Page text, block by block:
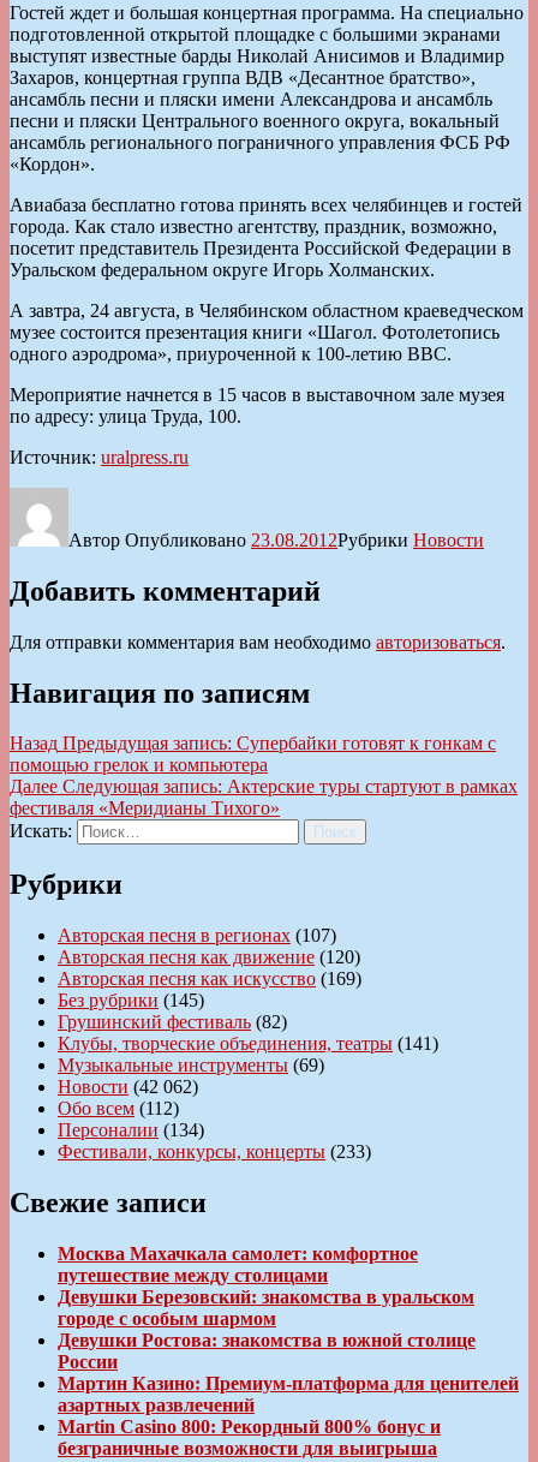
Гостей ждет и большая концертная программа. На специально
подготовленной открытой площадке с большими экранами
выступят известные барды Николай Анисимов и Владимир
Захаров, концертная группа ВДВ «Десантное братство»,
ансамбль песни и пляски имени Александрова и ансамбль
песни и пляски Центрального военного округа, вокальный
ансамбль регионального пограничного управления ФСБ РФ
«Кордон».
Авиабаза бесплатно готова принять всех челябинцев и гостей
города. Как стало известно агентству, праздник, возможно,
посетит представитель Президента Российской Федерации в
Уральском федеральном округе Игорь Холманских.
А завтра, 24 августа, в Челябинском областном краеведческом
музее состоится презентация книги «Шагол. Фотолетопись
одного аэродрома», приуроченной к 100-летию ВВС.
Мероприятие начнется в 15 часов в выставочном зале музея
по адресу: улица Труда, 100.
Источник: uralpress.ru
Автор Опубликовано 23.08.2012Рубрики Новости
Добавить комментарий
Для отправки комментария вам необходимо авторизоваться.
Навигация по записям
Назад Предыдущая запись: Супербайки готовят к гонкам с
помощью грелок и компьютера
Далее Следующая запись: Актерские туры стартуют в рамках
фестиваля «Меридианы Тихого»
Искать:
Поиск
Рубрики
Авторская песня в регионах (107)
Авторская песня как движение (120)
Авторская песня как искусство (169)
Без рубрики (145)
Грушинский фестиваль (82)
Клубы, творческие объединения, театры (141)
Музыкальные инструменты (69)
Новости (42 062)
Обо всем (112)
Персоналии (134)
Фестивали, конкурсы, концерты (233)
Свежие записи
Москва Махачкала самолет: комфортное
путешествие между столицами
Девушки Березовский: знакомства в уральском
городе с особым шармом
Девушки Ростова: знакомства в южной столице
России
Мартин Казино: Премиум-платформа для ценителей
азартных развлечений
Martin Casino 800: Рекордный 800% бонус и
безграничные возможности для выигрыша